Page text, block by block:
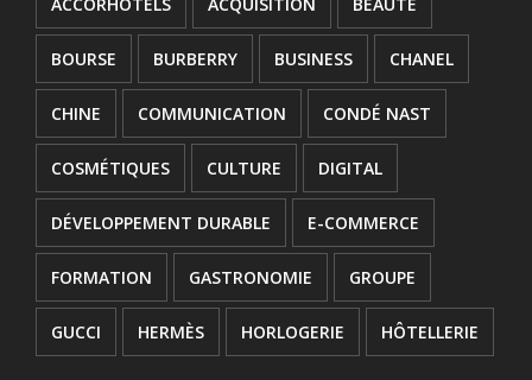
BOURSE BURBERRY BUSINESS CHANEL
CHINE COMMUNICATION CONDÉ NAST
COSMÉTIQUES CULTURE DIGITAL
DÉVELOPPEMENT DURABLE E-COMMERCE
FORMATION GASTRONOMIE GROUPE
GUCCI HERMÈS HORLOGERIE HÔTELLERIE